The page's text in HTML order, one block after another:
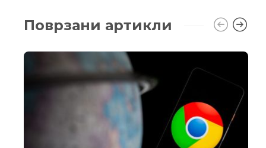
Поврзани артикли